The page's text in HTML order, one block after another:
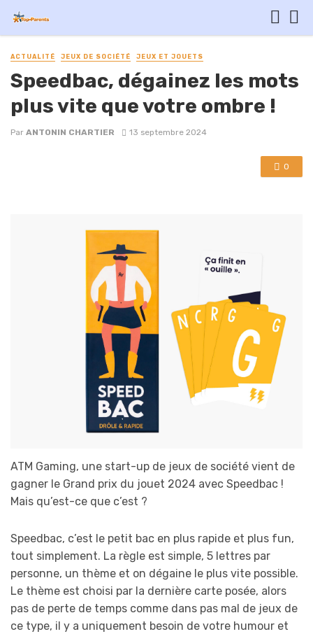
ACTUALITÉ JEUX DE SOCIÉTÉ JEUX ET JOUETS
Speedbac, dégainez les mots
plus vite que votre ombre !
Par ANTONIN CHARTIER 13 septembre 2024
0
ATM Gaming, une start-up de jeux de société vient de
gagner le Grand prix du jouet 2024 avec Speedbac !
Mais qu’est-ce que c’est ?
Speedbac, c’est le petit bac en plus rapide et plus fun,
tout simplement. La règle est simple, 5 lettres par
personne, un thème et on dégaine le plus vite possible.
Le thème est choisi par la dernière carte posée, alors
pas de perte de temps comme dans pas mal de jeux de
ce type, il y a uniquement besoin de votre humour et